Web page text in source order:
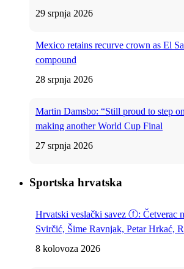
29 srpnja 2026
Mexico retains recurve crown as El
compound
28 srpnja 2026
Martin Damsbo: “Still proud to step
making another World Cup Final
27 srpnja 2026
Sportska hrvatska
Hrvatski veslački savez ⓕ: Četverac
Svirčić, Šime Ravnjak, Petar Hrkać,
8 kolovoza 2026